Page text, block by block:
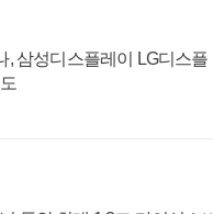
, 삼성디스플레이 LG디스플